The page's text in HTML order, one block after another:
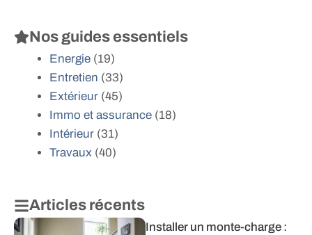
Nos guides essentiels
Energie (19)
Entretien (33)
Extérieur (45)
Immo et assurance (18)
Intérieur (31)
Travaux (40)
Articles récents
Installer un monte-charge :